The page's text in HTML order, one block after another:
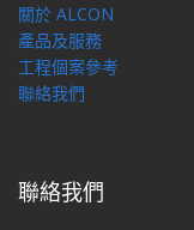
關於 ALCON
產品及服務
工程個案參考
聯絡我們
聯絡我們